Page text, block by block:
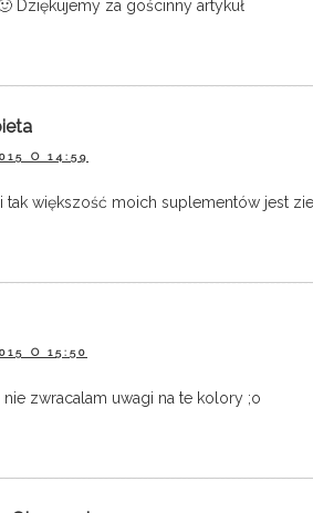
Dziękujemy za gościnny artykuł
O 14:59
tak większość moich suplementów jest
O 15:50
zwracalam uwagi na te kolory ;o